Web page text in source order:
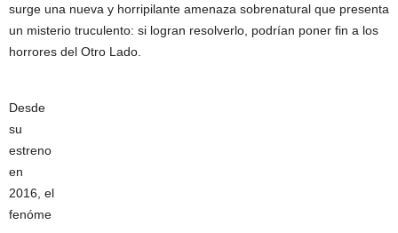
surge una nueva y horripilante amenaza sobrenatural que presenta
un misterio truculento: si logran resolverlo, podrían poner fin a los
horrores del Otro Lado.
Desde
su
estreno
en
2016, el
fenóme